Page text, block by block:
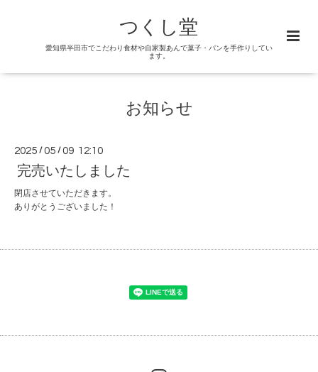
つくし堂
愛知県半田市でこだわり食材や自家製あんで菓子・パンを手作りしてい
ます。
お知らせ
2025 /05 /09 12:10
完売いたしました
閉店させていただきます。
ありがとうございました！